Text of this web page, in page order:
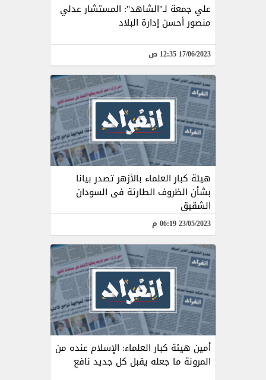
علي جمعة لـ"الشاهد": المستشار عدلي
منصور أحسن إدارة البلاد
17/06/2023 12:35 ص
هيئة كبار العلماء بالأزهر تصدر بيانا
بشأن الظروف الطارئة فى السودان
الشقيق
23/05/2023 06:19 م
أمين هيئة كبار العلماء: الإسلام عنده من
المرونة ما جعله يقبل كل جديد نافع